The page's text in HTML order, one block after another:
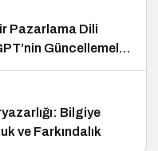
Pazarlama Dili
Güncellemeleri
Fırsatlar
Bilgiye
ve Farkındalık